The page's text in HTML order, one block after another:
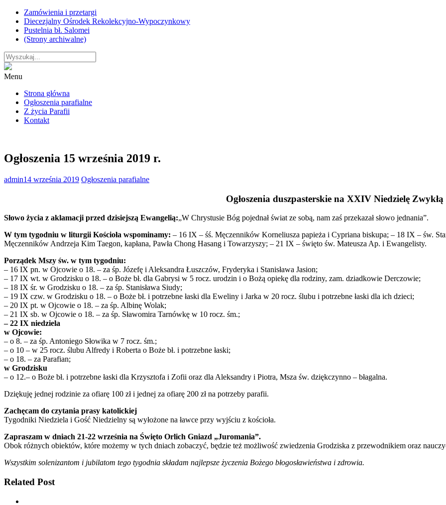
Skip
content
Zamówienia i przetargi
Diecezjalny Ośrodek Rekolekcyjno-Wypoczynkowy
Pustelnia bł. Salomei
(Strony archiwalne)
Menu
Strona główna
Ogłoszenia parafialne
Z życia Parafii
Kontakt
Ogłoszenia 15 września 2019 r.
admin14 września 2019 Ogłoszenia parafialne
Ogłoszenia duszpasterskie na XXIV Niedzielę Zwykłą
Słowo życia z aklamacji przed dzisiejszą Ewangelią:„W Chrystusie Bóg pojednał świat ze sobą, nam zaś przekazał słowo jednania”.
W tym tygodniu w liturgii Kościoła wspominamy: – 16 IX – śś. Męczenników Korneliusza papieża i Cypriana biskupa; – 18 IX – św.
Męczenników Andrzeja Kim Taegon, kapłana, Pawła Chong Hasang i Towarzyszy; – 21 IX – święto św. Mateusza Ap. i Ewangelisty.
Porządek Mszy św. w tym tygodniu:
– 16 IX pn. w Ojcowie o 18. – za śp. Józefę i Aleksandra Łuszczów, Fryderyka i Stanisława Jasion;
– 17 IX wt. w Grodzisku o 18. – o Boże bł. dla Gabrysi w 5 rocz. urodzin i o Bożą opiekę dla rodziny, zam. dziadkowie Derczowie;
– 18 IX śr. w Grodzisku o 18. – za śp. Stanisława Siudy;
– 19 IX czw. w Grodzisku o 18. – o Boże bł. i potrzebne łaski dla Eweliny i Jarka w 20 rocz. ślubu i potrzebne łaski dla ich dzieci;
– 20 IX pt. w Ojcowie o 18. – za śp. Albinę Wolak;
– 21 IX sb. w Ojcowie o 18. – za śp. Sławomira Tarnówkę w 10 rocz. śm.;
– 22 IX niedziela
w Ojcowie:
– o 8. – za śp. Antoniego Słowika w 7 rocz. śm.;
– o 10 – w 25 rocz. ślubu Alfredy i Roberta o Boże bł. i potrzebne łaski;
– o 18. – za Parafian;
w Grodzisku
– o 12.– o Boże bł. i potrzebne łaski dla Krzysztofa i Zofii oraz dla Aleksandry i Piotra, Msza św. dziękczynno – błagalna.
Dziękuję jednej rodzinie za ofiarę 100 zł i jednej za ofiarę 200 zł na potrzeby parafii.
Zachęcam do czytania prasy katolickiej
Tygodniki Niedziela i Gość Niedzielny są wyłożone na ławce przy wyjściu z kościoła.
Zapraszam w dniach 21-22 września na Święto Orlich Gniazd „Juromania”.
Obok różnych obiektów, które możemy w tych dniach zobaczyć, będzie też możliwość zwiedzenia Grodziska z przewodnikiem oraz
Wszystkim solenizantom i jubilatom tego tygodnia składam najlepsze życzenia Bożego błogosławieństwa i zdrowia.
Related Post